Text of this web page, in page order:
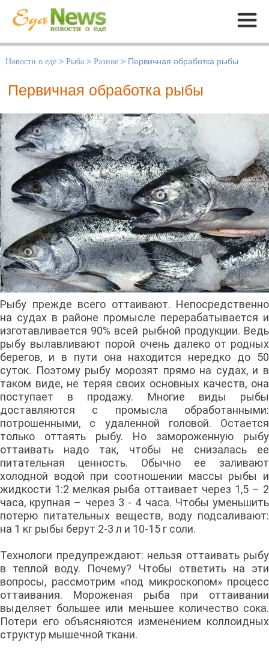
Меню
Новости о еде > Рыба > Разное > Первичная обработка рыбы
Первичная обработка рыбы
Рыбу прежде всего оттаивают. Непосредственно
на судах в районе промысле перерабатывается и
изготавливается 90% всей рыбной продукции. Ведь
рыбу вылавливают порой очень далеко от родных
берегов, и в пути она находится нередко до 50
суток. Поэтому рыбу морозят прямо на судах, и в
таком виде, не теряя своих основных качеств, она
поступает в продажу. Многие виды рыбы
доставляются с промысла обработанными:
потрошенными, с удаленной головой. Остается
только оттаять рыбу. Но замороженную рыбу
оттаивать надо так, чтобы не снизалась ее
питательная ценность. Обычно ее заливают
холодной водой при соотношении массы рыбы и
жидкости 1:2 мелкая рыба оттаивает через 1,5 – 2
часа, крупная – через 3 - 4 часа. Чтобы уменьшить
потерю питательных веществ, воду подсаливают:
на 1 кг рыбы берут 2-3 л и 10-15 г соли.
Технологи предупреждают: нельзя оттаивать рыбу
в теплой воду. Почему? Чтобы ответить на эти
вопросы, рассмотрим «под микроскопом» процесс
оттаивания. Мороженая рыба при оттаивании
выделяет большее или меньшее количество сока.
Потери его объясняются изменением коллоидных
структур мышечной ткани.